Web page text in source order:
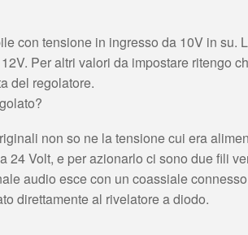
con tensione in ingresso da 10V in su.
Per altri valori da impostare ritengo
del regolatore.
non so ne la tensione cui era
24 Volt, e per azionarlo ci sono due fili
audio esce con un coassiale
direttamente al rivelatore a diodo.